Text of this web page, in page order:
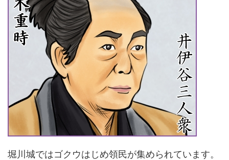
堀川城ではゴクウはじめ領民が集められています。